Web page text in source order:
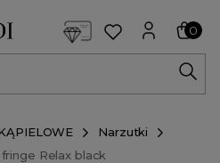
0
Narzutki
Relax black